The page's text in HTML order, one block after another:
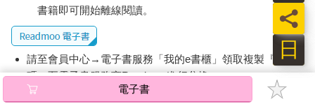
書籍即可開始離線閱讀。
請至會員中心→電子書服務「我的e書櫃」領取複製『兌換
碼』至電子書服務商Readmoo進行兌換。
退換貨須知：
電子書
日
員